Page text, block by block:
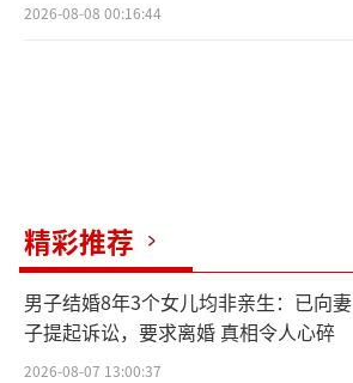
2026-08-08 00:16:44
精彩推荐
男子结婚8年3个女儿均非亲生：已向妻
子提起诉讼，要求离婚 真相令人心碎
2026-08-07 13:00:37